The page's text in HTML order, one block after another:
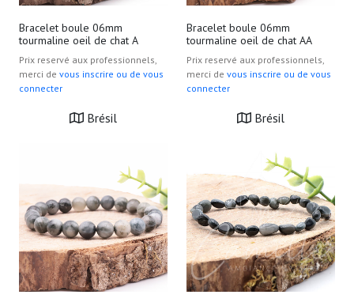
Bracelet boule 06mm
tourmaline oeil de chat A
Prix reservé aux professionnels,
merci de vous inscrire ou de vous
connecter
Brésil
Bracelet boule 06mm
tourmaline oeil de chat AA
Prix reservé aux professionnels,
merci de vous inscrire ou de vous
connecter
Brésil